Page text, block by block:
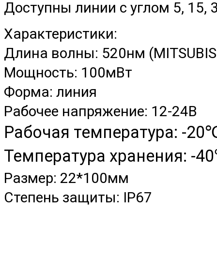
Доступны линии с углом 5, 15,
Характеристики:
Длина волны: 520нм
Мощность: 100мВт
Форма: линия
Рабочее напряжение: 12-24В
Рабочая температура: -
Температура хранения: -40
Размер: 22*100мм
Степень защиты: IP67